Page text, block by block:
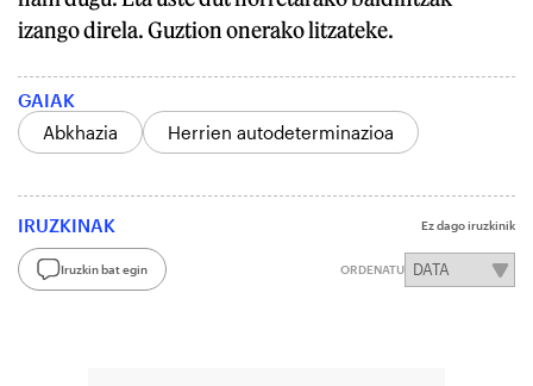
izango direla. Guztion onerako litzateke.
GAIAK
Abkhazia
Herrien autodeterminazioa
IRUZKINAK Ez dago iruzkinik
Iruzkin bat egin ORDENATU